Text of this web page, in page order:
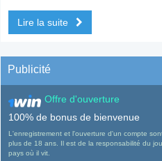
Lire la suite
Publicité
Offre d'ouverture
100% de bonus de bienvenue
L'enregistrement et l'ouverture d'un compte
plus de 18 ans. Il est de la responsabilité du
pays où il vit.